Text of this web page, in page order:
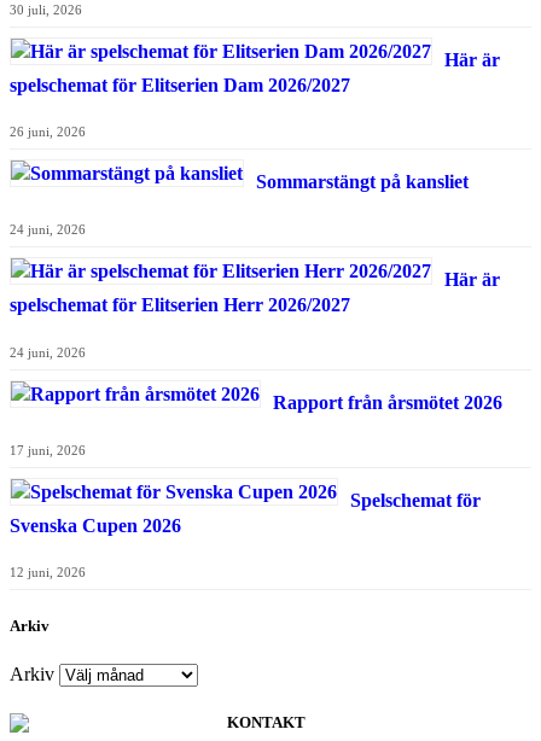
30 juli, 2026
Här är
spelschemat för Elitserien Dam 2026/2027
26 juni, 2026
Sommarstängt på kansliet
24 juni, 2026
Här är
spelschemat för Elitserien Herr 2026/2027
24 juni, 2026
Rapport från årsmötet 2026
17 juni, 2026
Spelschemat för
Svenska Cupen 2026
12 juni, 2026
Arkiv
Arkiv
KONTAKT